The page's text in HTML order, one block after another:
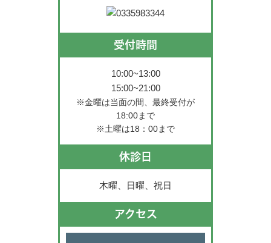
受付時間
10:00~13:00
15:00~21:00
※金曜は当面の間、最終受付が
18:00まで
※土曜は18：00まで
休診日
木曜、日曜、祝日
アクセス